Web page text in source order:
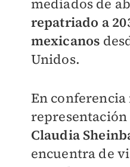
mediados de
repatriado a
mexicanos
Unidos.
En
Claudia
encuentra de